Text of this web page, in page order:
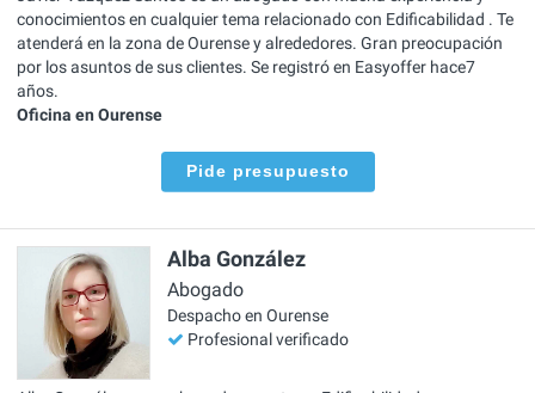
conocimientos en cualquier tema relacionado con Edificabilidad . Te
atenderá en la zona de Ourense y alrededores. Gran preocupación
por los asuntos de sus clientes. Se registró en Easyoffer hace7
años.
Oficina en Ourense
Pide presupuesto
Alba González
Abogado
Despacho en Ourense
Profesional verificado